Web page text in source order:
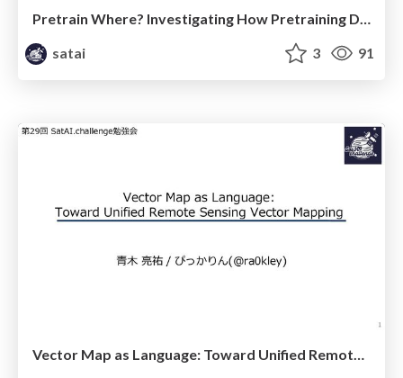
Pretrain Where? Investigating How Pretraining Data Diversity Impacts Geospatial Foundation Model Performance
satai
3 91